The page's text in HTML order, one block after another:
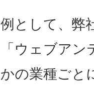
例として、弊
「ウェブア
かの業種ごと